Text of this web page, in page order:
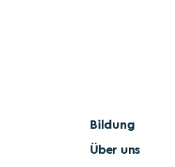
Bildung
Über uns